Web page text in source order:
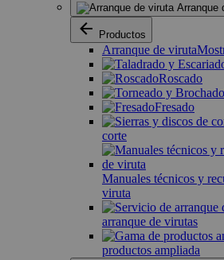
Arranque
Productos
Arranque de viruta
Roscado
Fresado
corte
Manuales técnicos y
viruta
arranque de virutas
productos ampliada